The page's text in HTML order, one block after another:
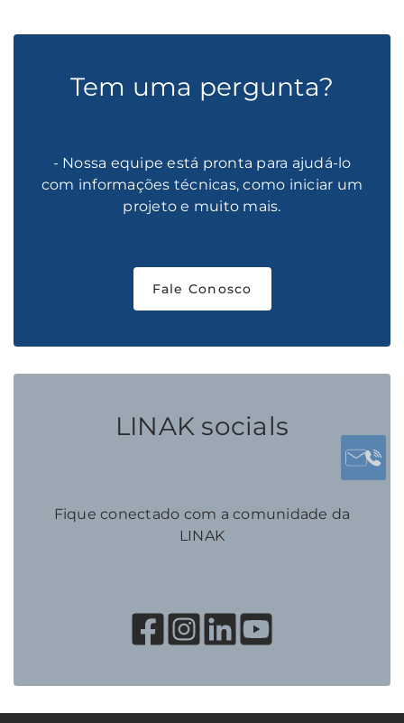
Tem uma pergunta?
- Nossa equipe está pronta para ajudá-lo
com informações técnicas, como iniciar um
projeto e muito mais.
Fale Conosco
LINAK socials
Fique conectado com a comunidade da
LINAK